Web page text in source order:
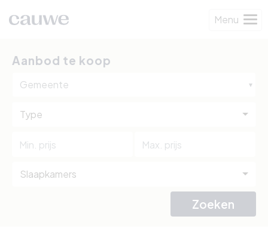
Menu
Aanbod te koop
Gemeente
Type
Slaapkamers
Zoeken